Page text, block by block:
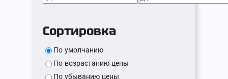
Сортировка
По умолчанию
По возрастанию цены
По убыванию цены